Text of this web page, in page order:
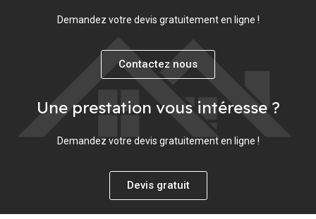
Demandez votre devis gratuitement en ligne !
Contactez nous
Une prestation vous intéresse ?
Demandez votre devis gratuitement en ligne !
Devis gratuit